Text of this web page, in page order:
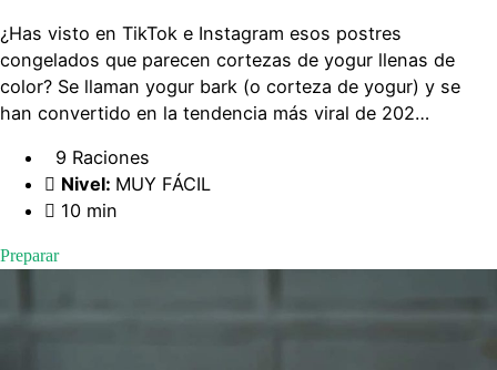
¿Has visto en TikTok e Instagram esos postres
congelados que parecen cortezas de yogur llenas de
color? Se llaman yogur bark (o corteza de yogur) y se
han convertido en la tendencia más viral de 202…
9 Raciones
Nivel: MUY FÁCIL
10 min
Preparar